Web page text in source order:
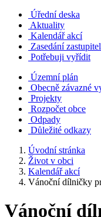
Úřední deska
Aktuality
Kalendář akcí
Zasedání
Potřebuji vyřídit
Územní plán
Obecně závazné
Projekty
Rozpočet obce
Odpady
Důležité odkazy
Úvodní stránka
Život v obci
Kalendář akcí
Vánoční dílničky
Vánoční